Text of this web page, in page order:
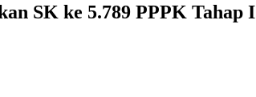
SK ke 5.789 PPPK Tahap I